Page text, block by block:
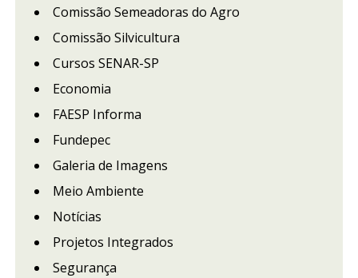
Comissão Semeadoras do Agro
Comissão Silvicultura
Cursos SENAR-SP
Economia
FAESP Informa
Fundepec
Galeria de Imagens
Meio Ambiente
Notícias
Projetos Integrados
Segurança